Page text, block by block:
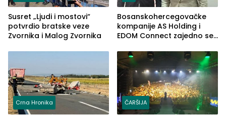
Susret „Ljudi i mostovi“
potvrdio bratske veze
Zvornika i Malog Zvornika
Bosanskohercegovačke
kompanije AS Holding i
EDOM Connect zajedno se
Crna Hronika ČARŠIJA